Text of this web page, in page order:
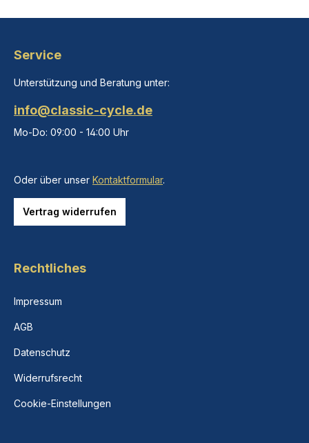
Service
Unterstützung und Beratung unter:
info@classic-cycle.de
Mo-Do: 09:00 - 14:00 Uhr
Oder über unser Kontaktformular.
Vertrag widerrufen
Rechtliches
Impressum
AGB
Datenschutz
Widerrufsrecht
Cookie-Einstellungen